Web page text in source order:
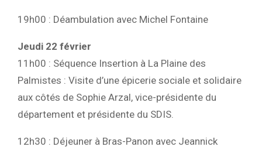
19h00 : Déambulation avec Michel Fontaine
Jeudi 22 février
11h00 : Séquence Insertion à La Plaine des
Palmistes : Visite d’une épicerie sociale et solidaire
aux côtés de Sophie Arzal, vice-présidente du
département et présidente du SDIS.
12h30 : Déjeuner à Bras-Panon avec Jeannick